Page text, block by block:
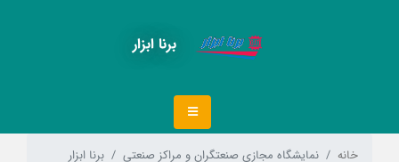
برنا ابزار
خانه نمایشگاه مجازی صنعتگران و مراکز صنعتی برنا ابزار